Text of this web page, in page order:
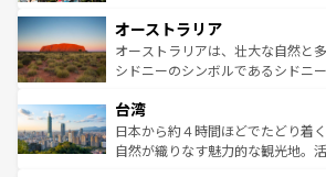
部のニューオーリンズでは、音楽
文化が魅力。旅行者はアメリカの
しみながら、その多様性と豊かな
ならではの贅沢な旅のスタイルだ。 なお、新着のアメリカ
情報はコンテンツ一覧を参照して
ワイ島は見逃せない。また、定番
島だが、静かな自然を求めるなら
おすすめ。エメラルドグリーンに
れるおもてなしの心で訪れる人々
人々、おいしいローカルフードや
ク、伝統的なフラダンスなど、す
オーストラリア
オーストラリアは、壮大な自然と
シドニーのシンボルであるシドニ
リアリーフや大陸中央部にそびえ
ク）、タスマニアの美しい原生林
ど、見どころがたくさん。また、
台湾
日本から約４時間ほどでたどり着
自然が織りなす魅力的な観光地。